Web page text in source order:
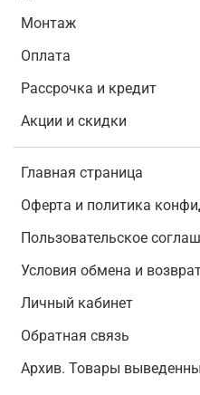
Монтаж
Оплата
Рассрочка и кредит
Акции и скидки
Главная страница
Оферта и политика
Пользовательское
Условия обмена и
Личный кабинет
Обратная связь
Архив. Товары